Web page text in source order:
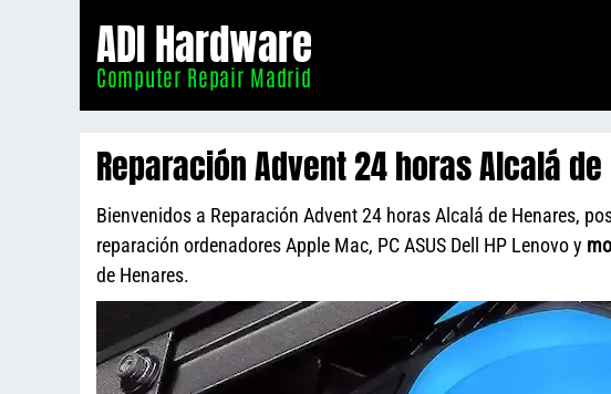
ADI Hardware
Computer Repair Madrid
Reparación Advent 24 horas Alcalá
Bienvenidos a Reparación Advent 24 horas Alcalá de Henares,
reparación ordenadores Apple Mac, PC ASUS Dell HP Lenovo y
de Henares.